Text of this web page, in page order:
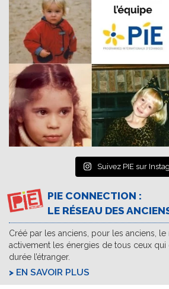
Suivez PIE sur
PIE CONNECTION :
LE RÉSEAU DES
Créé par les anciens, pour les anciens, le
activement les énergies de tous ceux
durée l’étranger.
EN SAVOIR PLUS